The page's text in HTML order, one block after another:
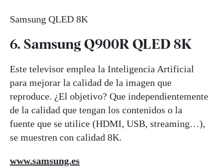
Samsung QLED 8K
6. Samsung Q900R QLED 8K
Este televisor emplea la Inteligencia Artificial
para mejorar la calidad de la imagen que
reproduce. ¿El objetivo? Que independientemente
de la calidad que tengan los contenidos o la
fuente que se utilice (HDMI, USB, streaming…),
se muestren con calidad 8K.
www.samsung.es